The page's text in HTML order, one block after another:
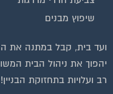
שיפוץ מבנים
ועד בית, קבל במתנה את
יהפוך את ניהול הבית
רב ועלויות בתחזוקת הבניין!